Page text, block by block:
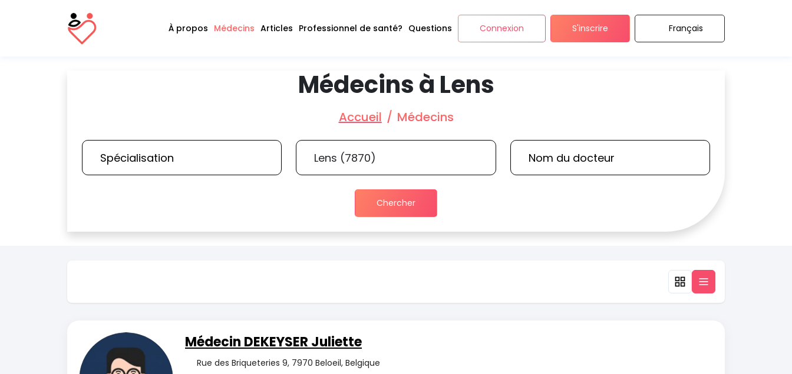
À propos Médecins Articles Professionnel de santé? Questions Connexion S'inscrire Français
Médecins à Lens
Accueil Médecins
Chercher
Médecin DEKEYSER Juliette
Rue des Briqueteries 9, 7970 Beloeil, Belgique